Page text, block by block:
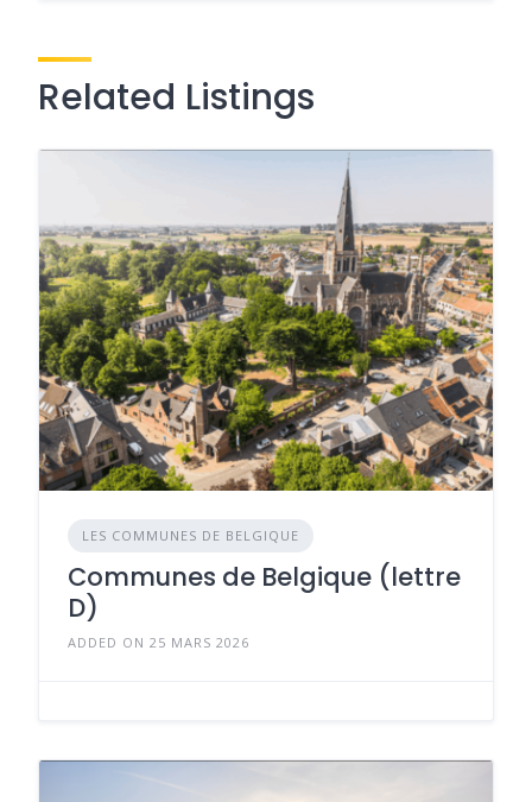
Related Listings
LES COMMUNES DE BELGIQUE
Communes de Belgique (lettre
D)
ADDED ON 25 MARS 2026